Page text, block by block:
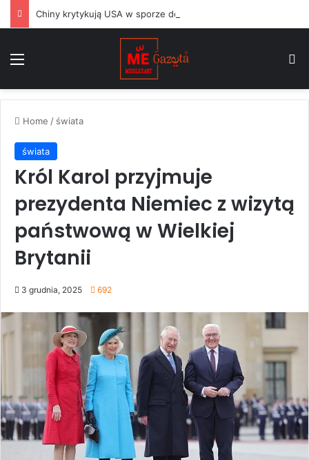
Home / świata
świata
Król Karol przyjmuje
prezydenta Niemiec z wizytą
państwową w Wielkiej
Brytanii
3 grudnia, 2025 692